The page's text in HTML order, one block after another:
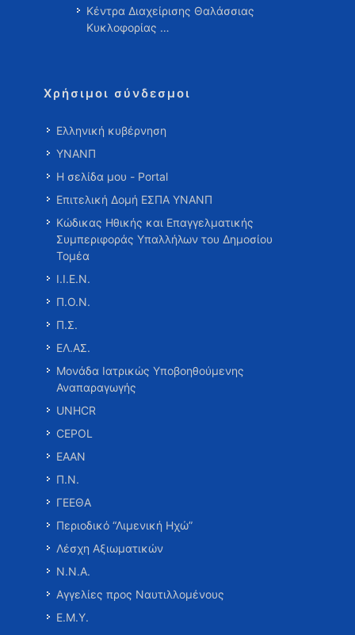
Κέντρα Διαχείρισης Θαλάσσιας
Κυκλοφορίας …
Χρήσιμοι σύνδεσμοι
Ελληνική κυβέρνηση
ΥΝΑΝΠ
Η σελίδα μου - Portal
Επιτελική Δομή ΕΣΠΑ ΥΝΑΝΠ
Κώδικας Ηθικής και Επαγγελματικής
Συμπεριφοράς Υπαλλήλων του Δημοσίου
Τομέα
Ι.Ι.Ε.Ν.
Π.Ο.Ν.
Π.Σ.
ΕΛ.ΑΣ.
Μονάδα Ιατρικώς Υποβοηθούμενης
Αναπαραγωγής
UNHCR
CEPOL
ΕΑΑΝ
Π.Ν.
ΓΕΕΘΑ
Περιοδικό “Λιμενική Ηχώ”
Λέσχη Αξιωματικών
Ν.Ν.Α.
Αγγελίες προς Ναυτιλλομένους
Ε.Μ.Υ.